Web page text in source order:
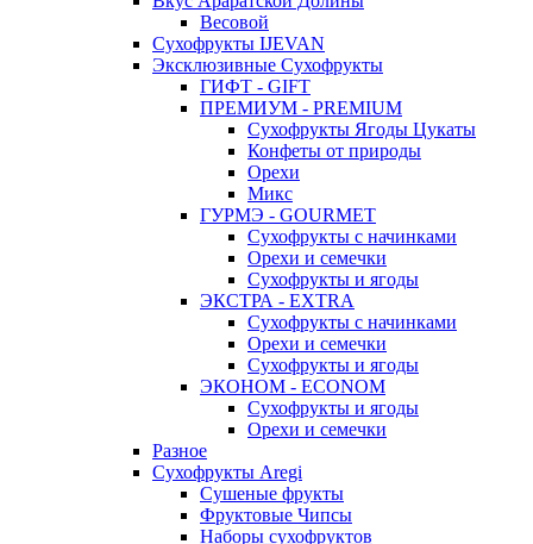
Весовой
Сухофрукты IJEVAN
Эксклюзивные Сухофрукты
ГИФТ - GIFT
ПРЕМИУМ - PREMIUM
Сухофрукты Ягоды Цукаты
Конфеты от природы
Орехи
Микс
ГУРМЭ - GOURMET
Сухофрукты с начинками
Орехи и семечки
Сухофрукты и ягоды
ЭКСТРА - EXTRA
Сухофрукты с начинками
Орехи и семечки
Сухофрукты и ягоды
ЭКОНОМ - ECONOM
Сухофрукты и ягоды
Орехи и семечки
Разное
Сухофрукты Aregi
Сушеные фрукты
Фруктовые Чипсы
Наборы сухофруктов